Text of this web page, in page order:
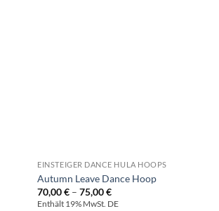
EINSTEIGER DANCE HULA HOOPS
Autumn Leave Dance Hoop
70,00€ –75,00€Preisspanne:
70,00 €
Enthält 19% MwSt. DE